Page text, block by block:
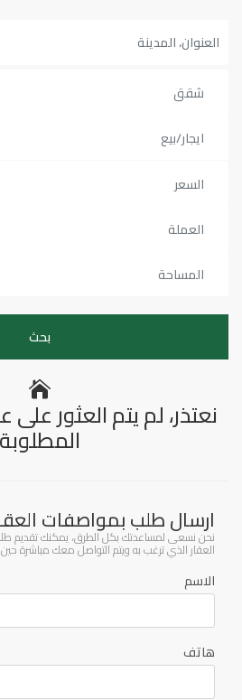
شقق
ايجار/بيع
السعر
العملة
المساحة
نعتذر، لم يتم العثور
المطلوبة
ارسال طلب بمواصفات
نحن نسعى لمساعدتك بكل الطرق، يمكنك تقديم
العقار الذي ترغب به ويتم التواصل معك مباشرة
الاسم
هاتف